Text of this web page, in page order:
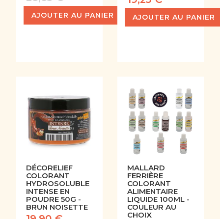
AJOUTER AU PANIER AJOUTER AU PANIER
DÉCORELIEF
COLORANT
HYDROSOLUBLE
INTENSE EN
POUDRE 50G -
BRUN NOISETTE
MALLARD
FERRIÈRE
COLORANT
ALIMENTAIRE
LIQUIDE 100ML -
COULEUR AU
CHOIX